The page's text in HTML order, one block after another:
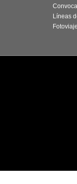
Líneas